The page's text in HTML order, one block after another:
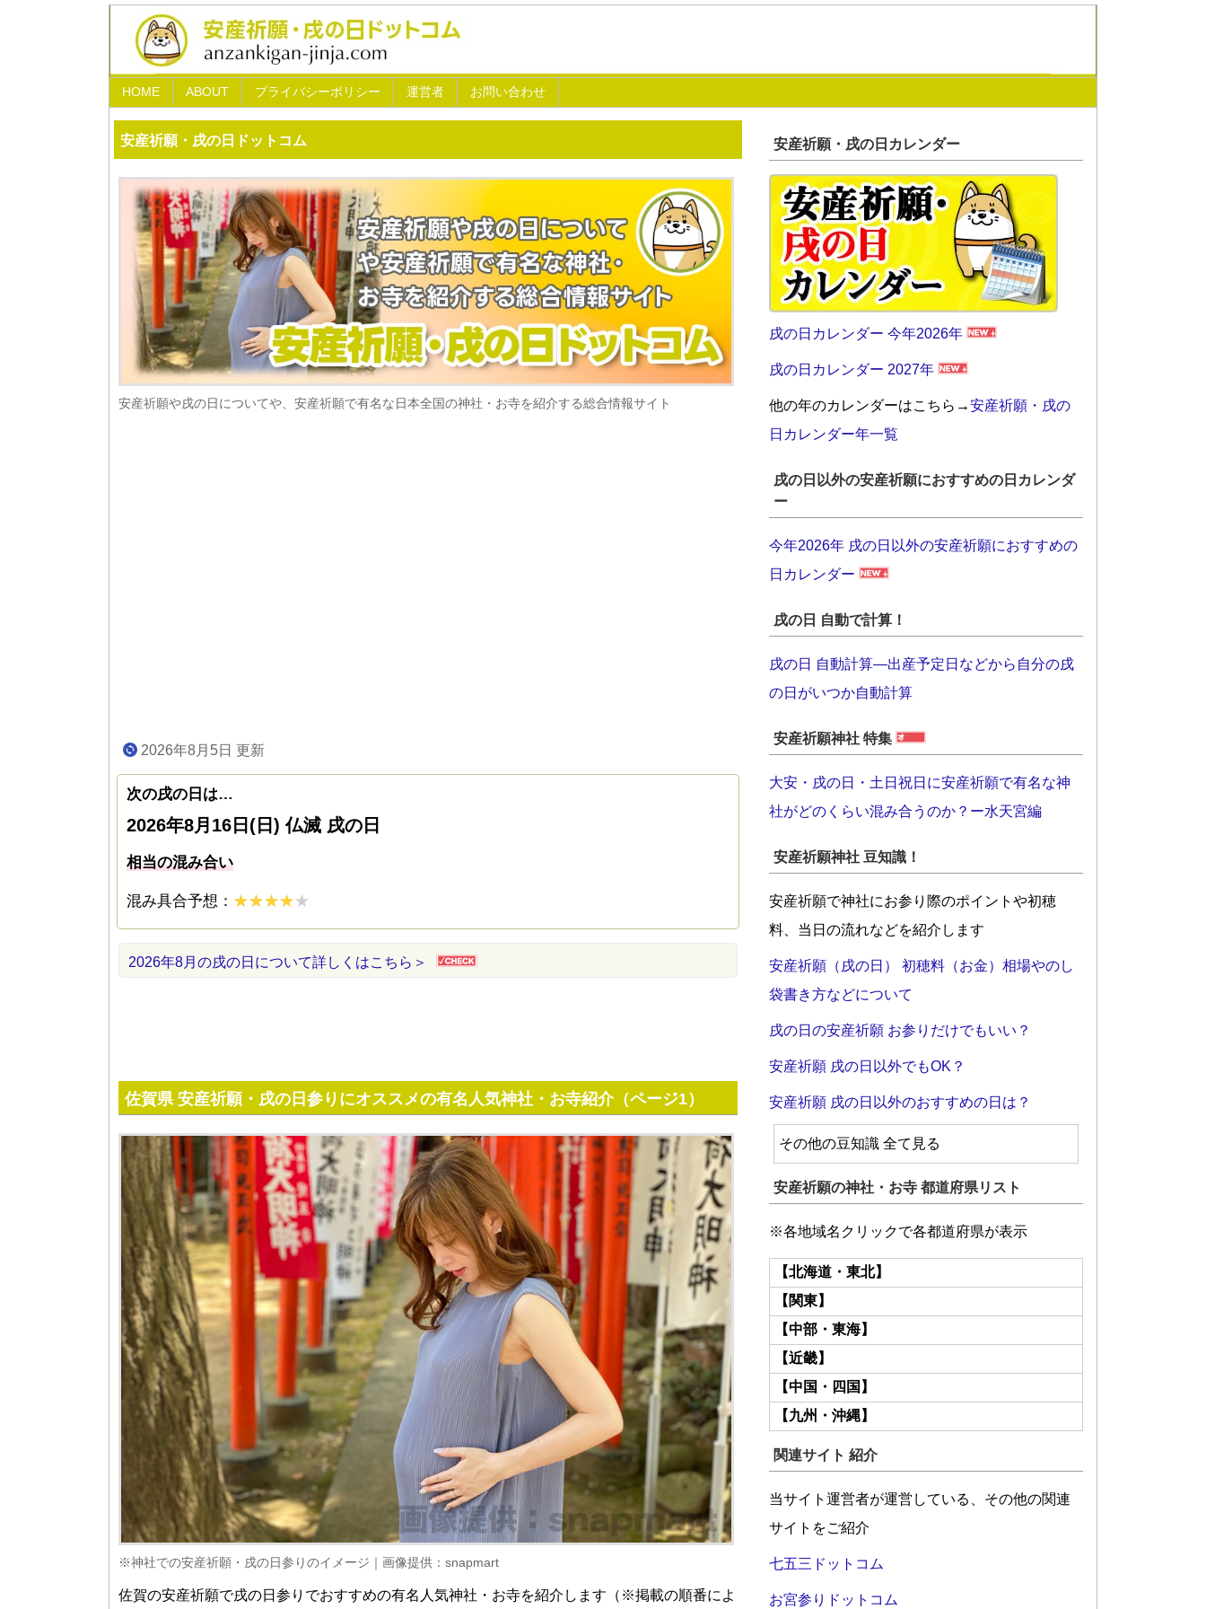
安産祈願・戌の日ドットコム
安産祈願や戌の日についてや、安産祈願で有名な日本全国の神社・お寺を紹介する総合情報サイト
2026年8月5日 更新
次の戌の日は…
2026年8月16日(日) 仏滅 戌の日
相当の混み合い
混み具合予想：
2026年8月の戌の日について詳しくはこちら＞
佐賀県 安産祈願・戌の日参りにオススメの有名人気神社・お寺紹介（ページ1）
※神社での安産祈願・戌の日参りのイメージ｜画像提供：snapmart
佐賀の安産祈願で戌の日参りでおすすめの有名人気神社・お寺を紹介します（※掲載の順番によ
安産祈願・戌の日カレンダー
戌の日カレンダー 今年2026年
戌の日カレンダー 2027年
他の年のカレンダーはこちら→安産祈願・戌の
日カレンダー年一覧
戌の日以外の安産祈願におすすめの日カレンダ
ー
今年2026年 戌の日以外の安産祈願におすすめの
日カレンダー
戌の日 自動で計算！
戌の日 自動計算―出産予定日などから自分の戌
の日がいつか自動計算
安産祈願神社 特集
大安・戌の日・土日祝日に安産祈願で有名な神
社がどのくらい混み合うのか？ー水天宮編
安産祈願神社 豆知識！
安産祈願で神社にお参り際のポイントや初穂
料、当日の流れなどを紹介します
安産祈願（戌の日） 初穂料（お金）相場やのし
袋書き方などについて
戌の日の安産祈願 お参りだけでもいい？
安産祈願 戌の日以外でもOK？
安産祈願 戌の日以外のおすすめの日は？
その他の豆知識 全て見る
安産祈願の神社・お寺 都道府県リスト
※各地域名クリックで各都道府県が表示
【北海道・東北】
【関東】
【中部・東海】
【近畿】
【中国・四国】
【九州・沖縄】
関連サイト 紹介
当サイト運営者が運営している、その他の関連
サイトをご紹介
七五三ドットコム
お宮参りドットコム
HOME ABOUT プライバシーポリシー 運営者 お問い合わせ